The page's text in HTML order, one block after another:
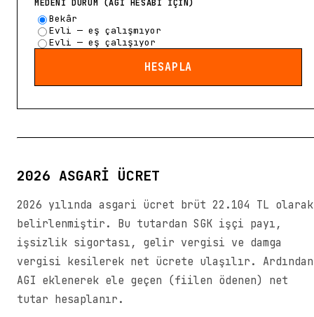
MEDENİ DURUM (AGI HESABI IÇIN)
Bekâr
Evli — eş çalışmıyor
Evli — eş çalışıyor
HESAPLA
2026 ASGARI ÜCRET
2026 yılında asgari ücret brüt 22.104 TL olarak
belirlenmiştir. Bu tutardan SGK işçi payı,
işsizlik sigortası, gelir vergisi ve damga
vergisi kesilerek net ücrete ulaşılır. Ardından
AGI eklenerek ele geçen (fiilen ödenen) net
tutar hesaplanır.